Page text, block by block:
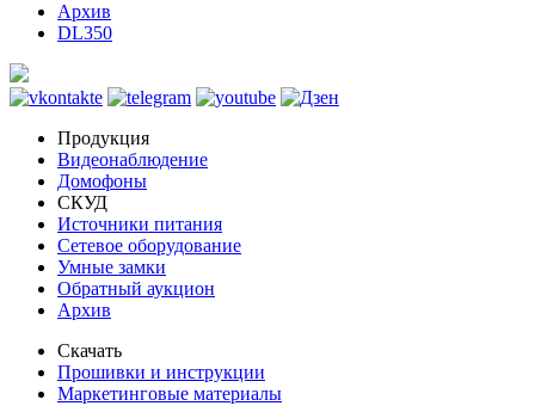
Архив
DL350
Продукция
Видеонаблюдение
Домофоны
СКУД
Источники питания
Сетевое оборудование
Умные замки
Обратный аукцион
Архив
Скачать
Прошивки и инструкции
Маркетинговые материалы